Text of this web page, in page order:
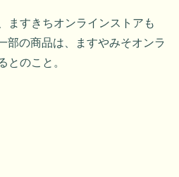
ますきちオンラインストアも
部の商品は、ますやみそオンラ
とのこと。